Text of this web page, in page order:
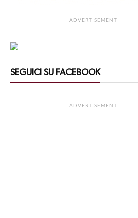
ADVERTISEMENT
SEGUICI SU FACEBOOK
ADVERTISEMENT